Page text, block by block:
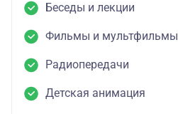
Беседы и лекции
Фильмы и мультфильмы
Радиопередачи
Детская анимация